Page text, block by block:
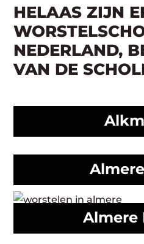
HELAAS ZIJN
NEDERLAND,
VAN DE
Almere